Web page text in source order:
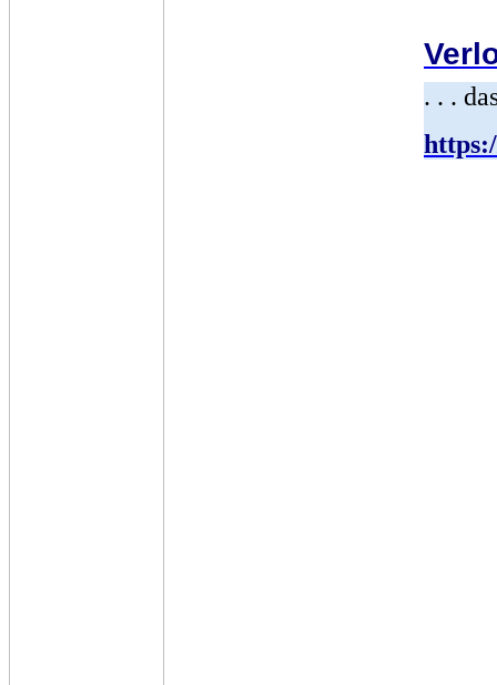
. . .